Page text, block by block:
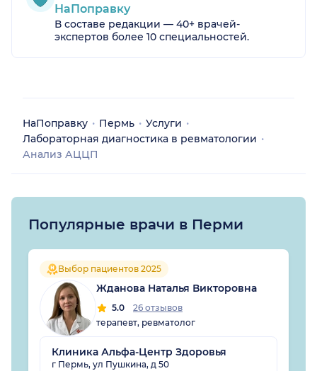
НаПоправку
В составе редакции — 40+ врачей-
экспертов более 10 специальностей.
НаПоправку Пермь
Услуги
Лабораторная диагностика в ревматологии
Анализ АЦЦП
Популярные врачи в Перми
Выбор пациентов 2025
Жданова Наталья Викторовна
5.0
26 отзывов
терапевт, ревматолог
Клиника Альфа-Центр Здоровья
г Пермь, ул Пушкина, д 50